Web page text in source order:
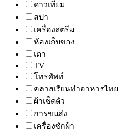
ดาวเทียม
สปา
เครื่องสตรีม
ห้องเก็บของ
เตา
TV
โทรศัพท์
คลาสเรียนทำอาหารไทย
ผ้าเช็ดตัว
การขนส่ง
เครื่องซักผ้า